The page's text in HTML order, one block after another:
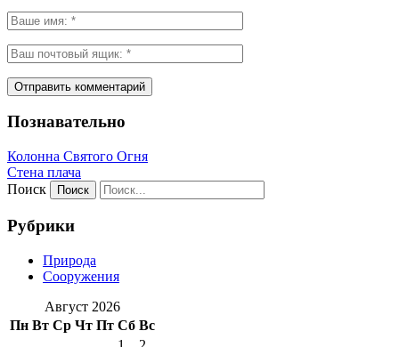
Познавательно
Колонна Святого Огня
Стена плача
Поиск
Рубрики
Природа
Сооружения
Август 2026
Пн Вт Ср Чт Пт Сб Вс